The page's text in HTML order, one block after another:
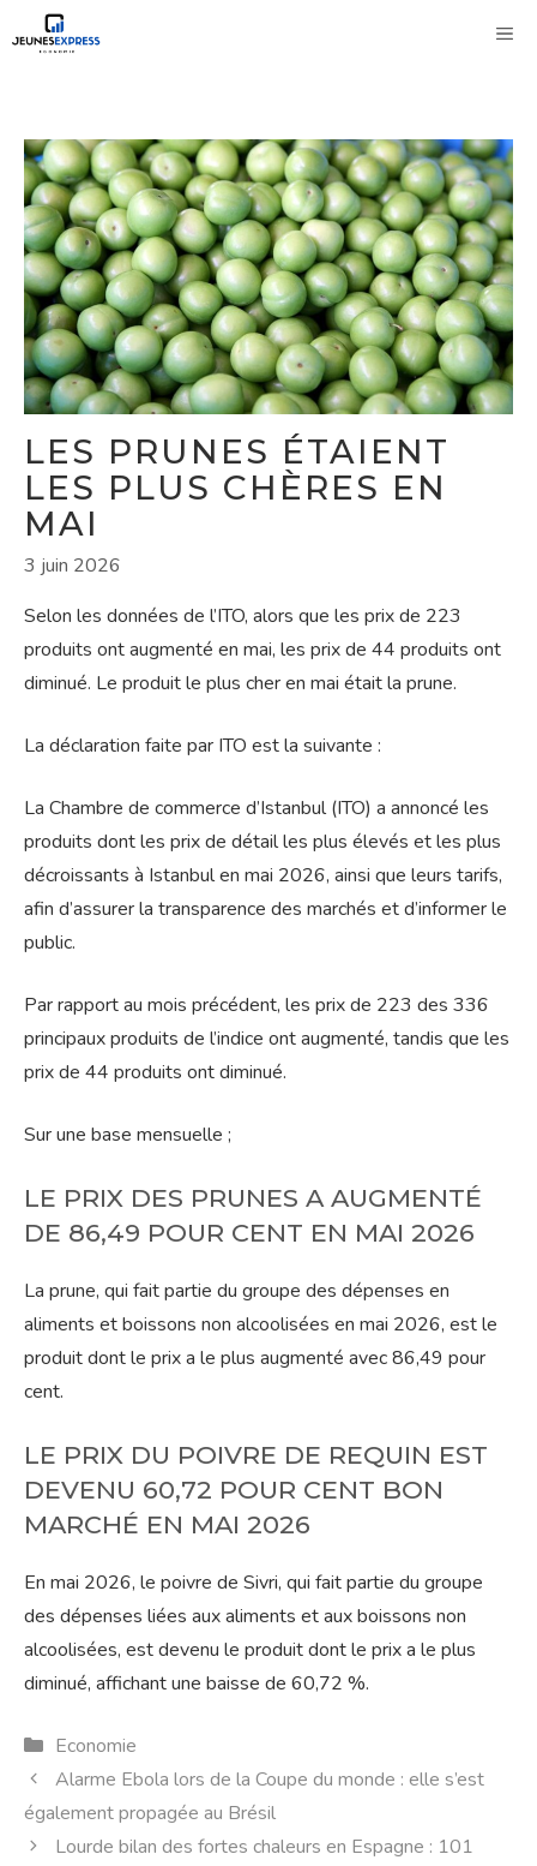
au
LES PRUNES ÉTAIENT
LES PLUS CHÈRES EN
MAI
3 juin 2026
Selon les données de l’ITO, alors que les prix de 223
produits ont augmenté en mai, les prix de 44 produits ont
diminué. Le produit le plus cher en mai était la prune.
La déclaration faite par ITO est la suivante :
La Chambre de commerce d’Istanbul (ITO) a annoncé les
produits dont les prix de détail les plus élevés et les plus
décroissants à Istanbul en mai 2026, ainsi que leurs tarifs,
afin d’assurer la transparence des marchés et d’informer le
public.
Par rapport au mois précédent, les prix de 223 des 336
principaux produits de l’indice ont augmenté, tandis que les
prix de 44 produits ont diminué.
Sur une base mensuelle ;
LE PRIX DES PRUNES A AUGMENTÉ
DE 86,49 POUR CENT EN MAI 2026
La prune, qui fait partie du groupe des dépenses en
aliments et boissons non alcoolisées en mai 2026, est le
produit dont le prix a le plus augmenté avec 86,49 pour
cent.
LE PRIX DU POIVRE DE REQUIN EST
DEVENU 60,72 POUR CENT BON
MARCHÉ EN MAI 2026
En mai 2026, le poivre de Sivri, qui fait partie du groupe
des dépenses liées aux aliments et aux boissons non
alcoolisées, est devenu le produit dont le prix a le plus
diminué, affichant une baisse de 60,72 %.
Catégories
Economie
Alarme Ebola lors de la Coupe du monde : elle s’est
également propagée au Brésil
Lourde bilan des fortes chaleurs en Espagne : 101